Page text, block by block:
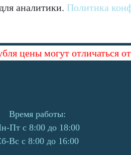
аналитики. Политика
цены могут отличаться
Время работы:
Пт с 8:00 до 18:00
Вс с 8:00 до 16:00